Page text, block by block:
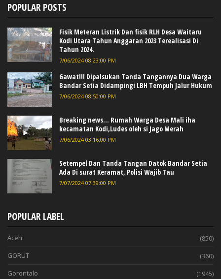
POPULAR POSTS
Fisik Meteran Listrik Dan fisik RLH Desa Waitaru
Kodi Utara Tahun Anggaran 2023 Terealisasi Di
Tahun 2024.
7/06/2024 08:23:00 PM
Gawat!!! Dipalsukan Tanda Tangannya Dua Warga
Bandar Setia Didampingi LBH Tempuh Jalur Hukum
7/06/2024 08:50:00 PM
Breaking news... Rumah Warga Desa Mali iha
kecamatan Kodi,Ludes oleh si Jago Merah
7/06/2024 03:16:00 PM
Setempel Dan Tanda Tangan Datok Bandar Setia
Ada Di surat Keramat, Polisi Wajib Tau
7/07/2024 07:39:00 PM
POPULAR LABEL
Aceh (850)
GORUT (360)
Gorontalo (1945)